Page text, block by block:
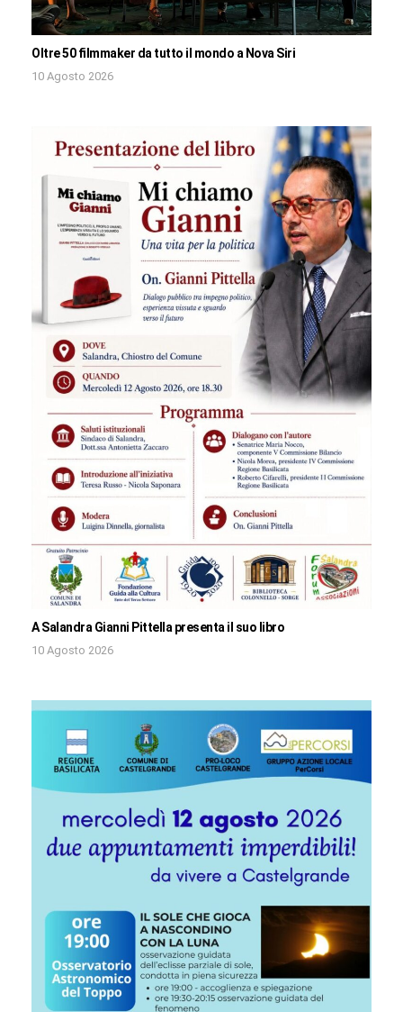
Oltre 50 filmmaker da tutto il mondo a Nova Siri
10 Agosto 2026
A Salandra Gianni Pittella presenta il suo libro
10 Agosto 2026